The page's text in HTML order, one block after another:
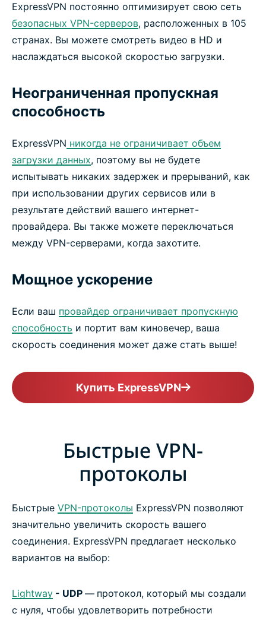
ExpressVPN постоянно оптимизирует свою сеть
безопасных VPN-серверов, расположенных в 105
странах. Вы можете смотреть видео в HD и
наслаждаться высокой скоростью загрузки.
Неограниченная пропускная
способность
ExpressVPN никогда не ограничивает объем
загрузки данных, поэтому вы не будете
испытывать никаких задержек и прерываний, как
при использовании других сервисов или в
результате действий вашего интернет-
провайдера. Вы также можете переключаться
между VPN-серверами, когда захотите.
Мощное ускорение
Если ваш провайдер ограничивает пропускную
способность и портит вам киновечер, ваша
скорость соединения может даже стать выше!
Купить ExpressVPN
Быстрые VPN-
протоколы
Быстрые VPN-протоколы ExpressVPN позволяют
значительно увеличить скорость вашего
соединения. ExpressVPN предлагает несколько
вариантов на выбор:
Lightway - UDP — протокол, который мы создали
с нуля, чтобы удовлетворить потребности